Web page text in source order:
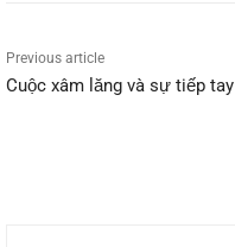
Previous article
Cuộc xâm lăng và sự tiếp tay